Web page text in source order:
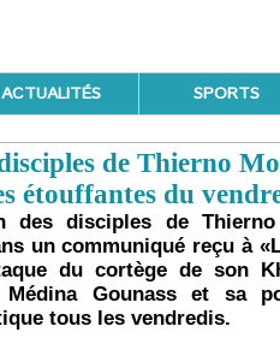
ACTUALITÉS SPORTS
de Thierno
étouffantes du
des disciples de Thierno
un communiqué reçu à
du cortège de son
Gounass et sa
tous les vendredis.